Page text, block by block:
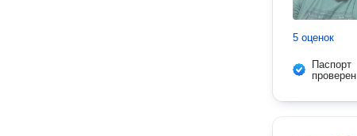
5 оценок
Паспорт
проверен